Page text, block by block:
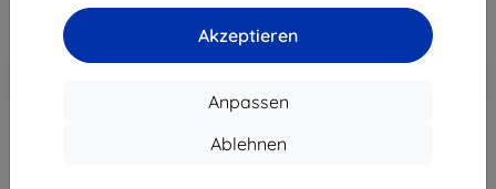
Akzeptieren
Anpassen
Ablehnen
ohne MWSt5,98 €
Rabatt mit Gutschein
In den